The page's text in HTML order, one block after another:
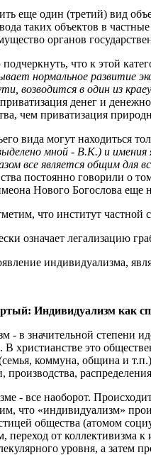
еще один (третий) вид
таких объектов в
органов
что к этой
нормальное развитие
возводится в один из
денег и
чем приватизация
вида могут находиться
мной - В.К.) и
все является общим для
постоянно говорили о
Нового Богослова еще
что институт частной
означает легализацию
индивидуализма,
Индивидуализм как
- в значительной степени
В христианстве это
коммуна, община и
производства,
- все наоборот.
что «индивидуализм»
общества (атомом
переход от коллективизма
уровня, а затем